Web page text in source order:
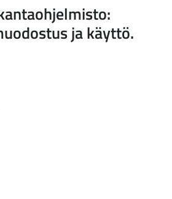
ja käyttö.